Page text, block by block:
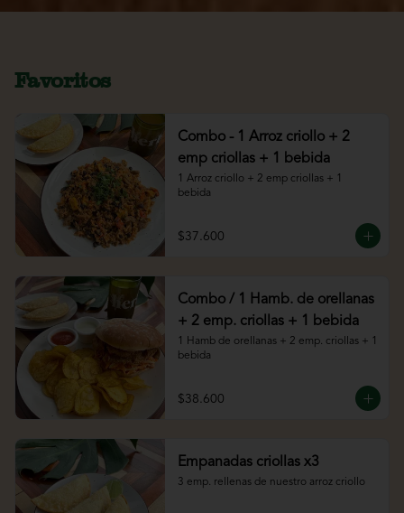
Favoritos
Combo - 1 Arroz criollo + 2
emp criollas + 1 bebida
1 Arroz criollo + 2 emp criollas + 1
bebida
$37.600
Combo / 1 Hamb. de orellanas
+ 2 emp. criollas + 1 bebida
1 Hamb de orellanas + 2 emp. criollas + 1
bebida
$38.600
Empanadas criollas x3
3 emp. rellenas de nuestro arroz criollo